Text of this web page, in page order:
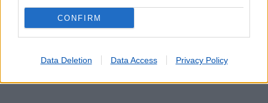
CONFIRM
Data Deletion Data Access Privacy Policy